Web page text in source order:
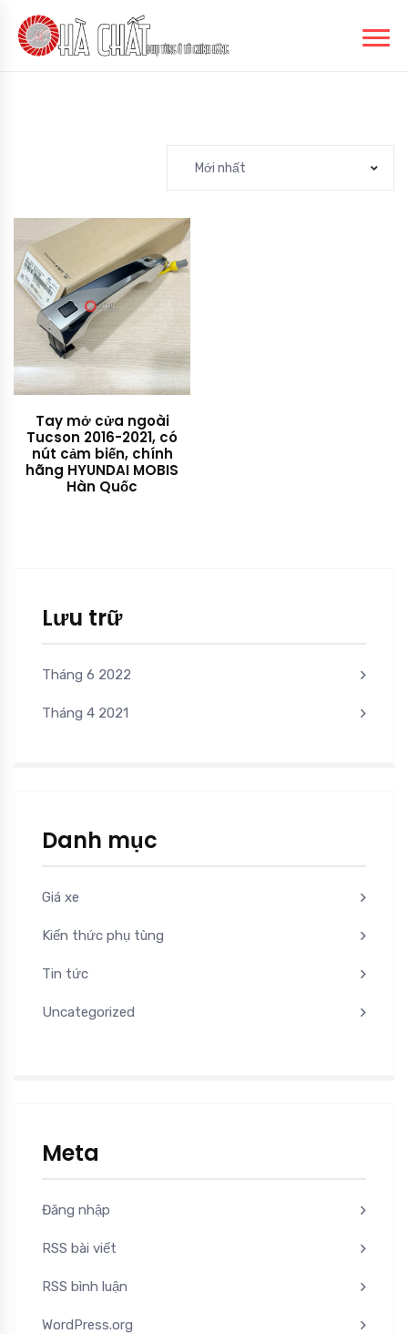
Lưu trữ
Tháng 6 2022
Tháng 4 2021
Danh mục
Giá xe
Kiến thức phụ tùng
Tin tức
Uncategorized
Meta
Đăng nhập
RSS bài viết
RSS bình luận
WordPress.org
Mới nhất
Tay mở cửa ngoài
Tucson 2016-2021, có
nút cảm biến, chính
hãng HYUNDAI MOBIS
Hàn Quốc